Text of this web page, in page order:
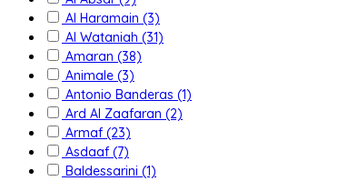
Al Haramain (3)
Al Wataniah (31)
Amaran (38)
Animale (3)
Antonio Banderas (1)
Ard Al Zaafaran (2)
Armaf (23)
Asdaaf (7)
Baldessarini (1)